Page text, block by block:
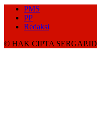
PMS
PP
Redaksi
© HAK CIPTA SERGAP.ID